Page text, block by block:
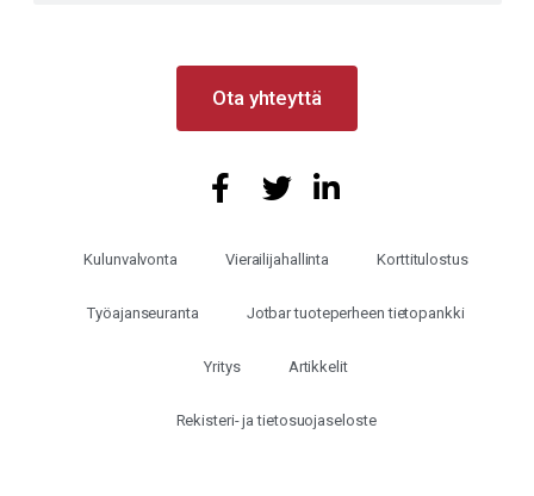
Ota yhteyttä
Kulunvalvonta Vierailijahallinta Korttitulostus
Työajanseuranta Jotbar tuoteperheen tietopankki
Yritys Artikkelit
Rekisteri- ja tietosuojaseloste